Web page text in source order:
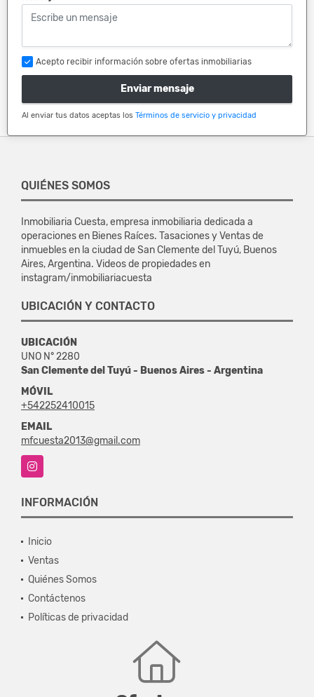
Acepto recibir información sobre ofertas inmobiliarias
Enviar mensaje
Al enviar tus datos aceptas los Términos de servicio y privacidad
QUIÉNES SOMOS
Inmobiliaria Cuesta, empresa inmobiliaria dedicada a
operaciones en Bienes Raíces. Tasaciones y Ventas de
inmuebles en la ciudad de San Clemente del Tuyú, Buenos
Aires, Argentina. Videos de propiedades en
instagram/inmobiliariacuesta
UBICACIÓN Y CONTACTO
UBICACIÓN
UNO N° 2280
San Clemente del Tuyú - Buenos Aires - Argentina
MÓVIL
+542252410015
EMAIL
mfcuesta2013@gmail.com
Instagram
INFORMACIÓN
Inicio
Ventas
Quiénes Somos
Contáctenos
Políticas de privacidad